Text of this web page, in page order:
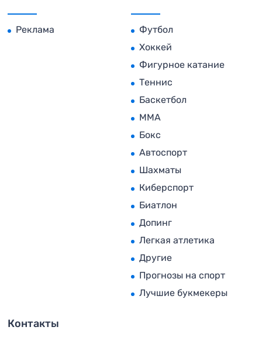
Реклама
Футбол
Хоккей
Фигурное катание
Теннис
Баскетбол
MMA
Бокс
Автоспорт
Шахматы
Киберспорт
Биатлон
Допинг
Легкая атлетика
Другие
Прогнозы на спорт
Лучшие букмекеры
Контакты